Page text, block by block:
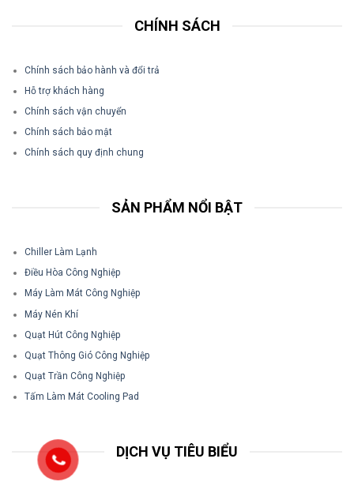
CHÍNH SÁCH
Chính sách bảo hành và đổi trả
Hỗ trợ khách hàng
Chính sách vận chuyển
Chính sách bảo mật
Chính sách quy định chung
SẢN PHẨM NỔI BẬT
Chiller Làm Lạnh
Điều Hòa Công Nghiệp
Máy Làm Mát Công Nghiệp
Máy Nén Khí
Quạt Hút Công Nghiệp
Quạt Thông Gió Công Nghiệp
Quạt Trần Công Nghiệp
Tấm Làm Mát Cooling Pad
DỊCH VỤ TIÊU BIỂU